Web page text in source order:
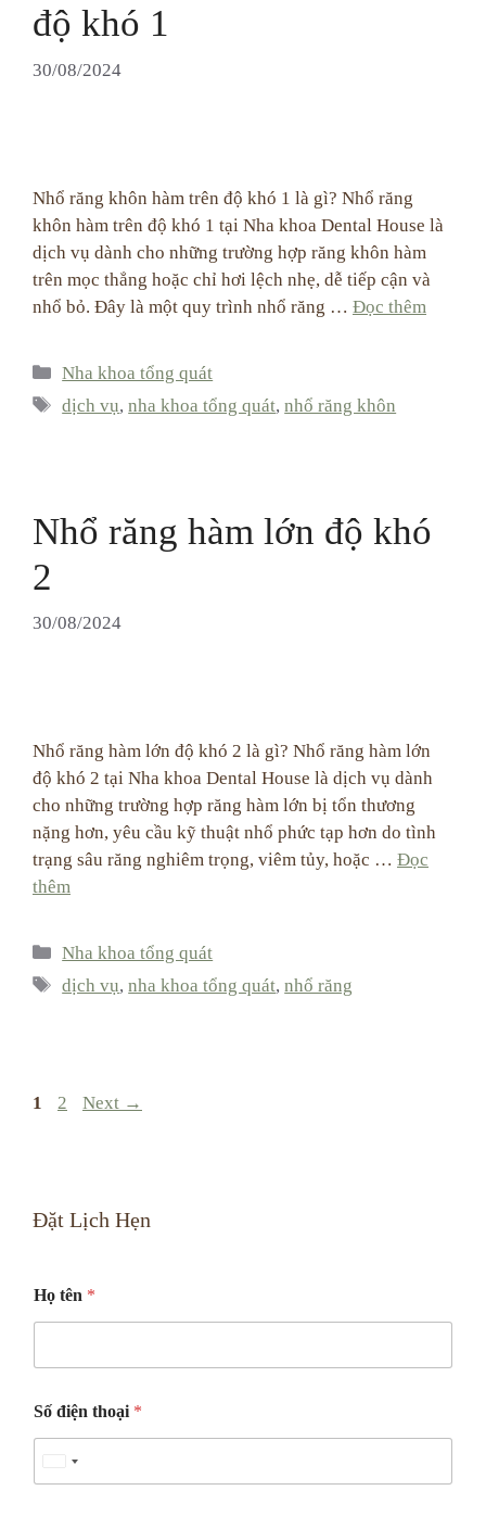
độ khó 1
30/08/2024
Nhổ răng khôn hàm trên độ khó 1 là gì? Nhổ răng
khôn hàm trên độ khó 1 tại Nha khoa Dental House là
dịch vụ dành cho những trường hợp răng khôn hàm
trên mọc thẳng hoặc chỉ hơi lệch nhẹ, dễ tiếp cận và
nhổ bỏ. Đây là một quy trình nhổ răng … Đọc thêm
Categories
Nha khoa tổng quát
Tags
dịch vụ,nha khoa tổng quát,nhổ răng khôn
Nhổ răng hàm lớn độ khó
2
30/08/2024
Nhổ răng hàm lớn độ khó 2 là gì? Nhổ răng hàm lớn
độ khó 2 tại Nha khoa Dental House là dịch vụ dành
cho những trường hợp răng hàm lớn bị tổn thương
nặng hơn, yêu cầu kỹ thuật nhổ phức tạp hơn do tình
trạng sâu răng nghiêm trọng, viêm tủy, hoặc … Đọc
thêm
Categories
Nha khoa tổng quát
Tags
dịch vụ,nha khoa tổng quát,nhổ răng
Page
1 Page
2 Next →
Đặt Lịch Hẹn
Họ tên *
Số điện thoại *